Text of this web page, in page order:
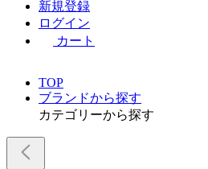
新規登録
ログイン
カート
TOP
ブランドから探す
カテゴリーから探す